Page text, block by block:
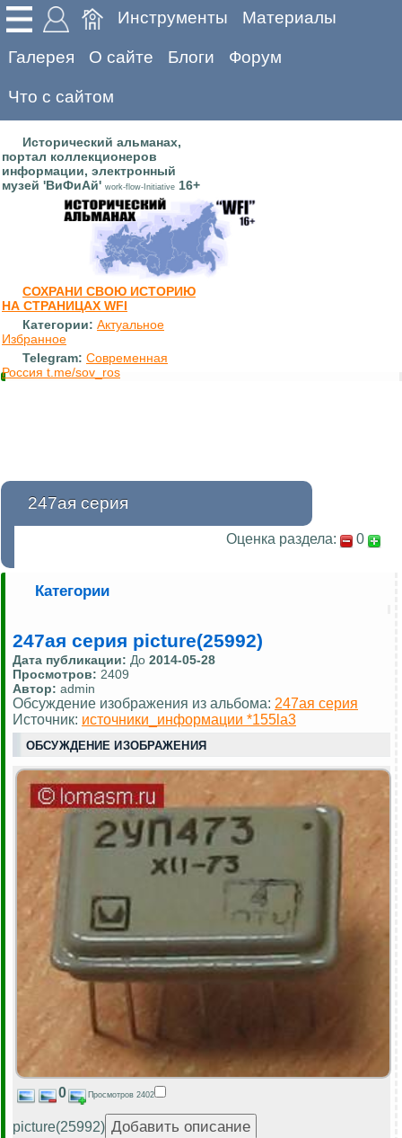
Инструменты Материалы
Галерея О сайте Блоги Форум
Что с сайтом
Исторический альманах,
портал коллекционеров
информации, электронный
музей 'ВиФиАй' work-flow-Initiative 16+
СОХРАНИ СВОЮ ИСТОРИЮ
НА СТРАНИЦАХ WFI
Категории: Актуальное
Избранное
Telegram: Современная
Россия t.me/sov_ros
247ая серия
Оценка раздела: 0
Категории
247ая серия picture(25992)
Дата публикации: До 2014-05-28
Просмотров: 2409
Автор: admin
Обсуждение изображения из альбома: 247ая серия
Источник: источники_информации *155la3
ОБСУЖДЕНИЕ ИЗОБРАЖЕНИЯ
0 Просмотров 2402
picture(25992)